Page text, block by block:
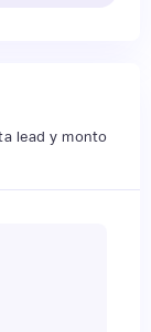
lead y monto